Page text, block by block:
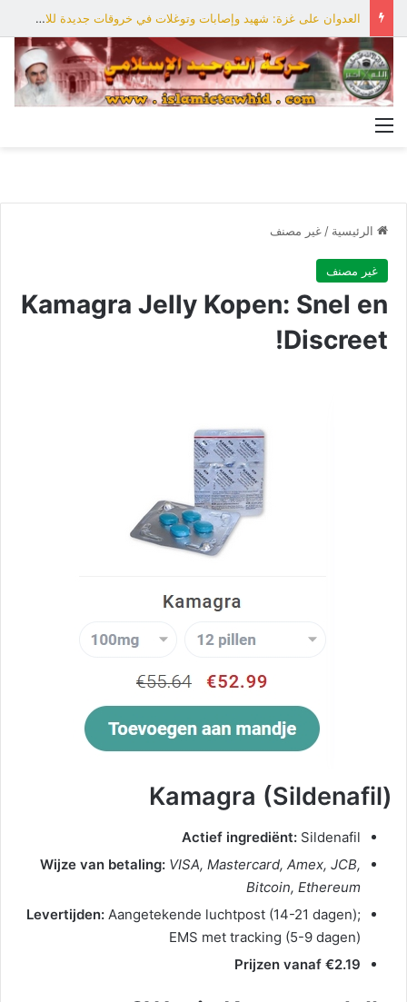
أنصار الله: لا أمان للقوات السعودية ومرتزقتها ومعسكراتها على الأراضي اليمنية
الرئيسية /غير مصنف
غير مصنف
Kamagra Jelly Kopen: Snel en
Discreet!
Kamagra (Sildenafil)
Actief ingrediënt: Sildenafil
Wijze van betaling: VISA, Mastercard, Amex, JCB,
Bitcoin, Ethereum
Levertijden: Aangetekende luchtpost (14-21 dagen);
EMS met tracking (5-9 dagen)
Prijzen vanaf €2.19